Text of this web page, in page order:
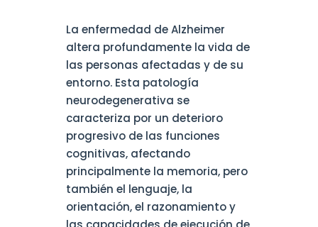
La enfermedad de Alzheimer
altera profundamente la vida de
las personas afectadas y de su
entorno. Esta patología
neurodegenerativa se
caracteriza por un deterioro
progresivo de las funciones
cognitivas, afectando
principalmente la memoria, pero
también el lenguaje, la
orientación, el razonamiento y